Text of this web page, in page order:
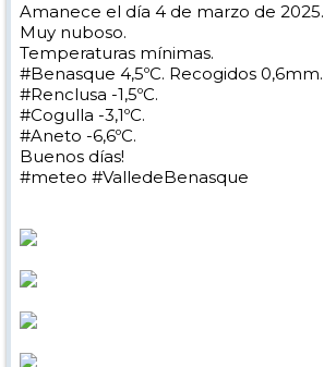
Amanece el día 4 de marzo de 2025.
Muy nuboso.
Temperaturas mínimas.
#Benasque 4,5ºC. Recogidos 0,6mm.
#Renclusa -1,5ºC.
#Cogulla -3,1ºC.
#Aneto -6,6ºC.
Buenos días!
#meteo #ValledeBenasque